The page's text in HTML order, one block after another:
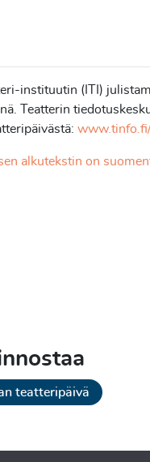
instituutin (ITI)
Teatterin
alkutekstin on
teatteripäivä